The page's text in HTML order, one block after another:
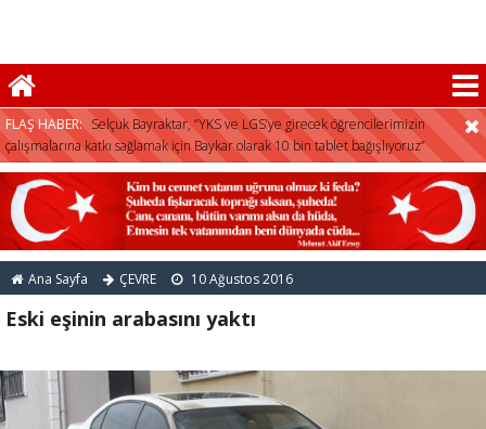
Selçuk Bayraktar, “YKS ve LGS’ye girecek öğrencilerimizin
çalışmalarına katkı sağlamak için Baykar olarak 10 bin tablet bağışlıyoruz”
Ana Sayfa ÇEVRE 10 Ağustos 2016
Eski eşinin arabasını yaktı